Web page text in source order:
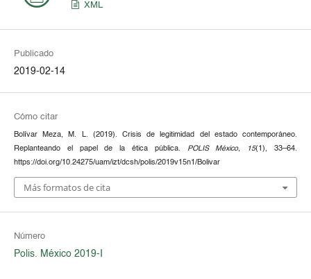
XML
Publicado
2019-02-14
Cómo citar
Bolívar Meza, M. L. (2019). Crisis de legitimidad del estado contemporáneo.
Replanteando el papel de la ética pública.
POLIS México, 15(1), 33–64.
https://doi.org/10.24275/uam/izt/dcsh/polis/2019v15n1/Bolivar
Más formatos de cita
Número
Polis. México 2019-I